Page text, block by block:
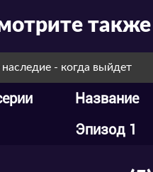
также
- когда выйдет
Название
Эпизод 1